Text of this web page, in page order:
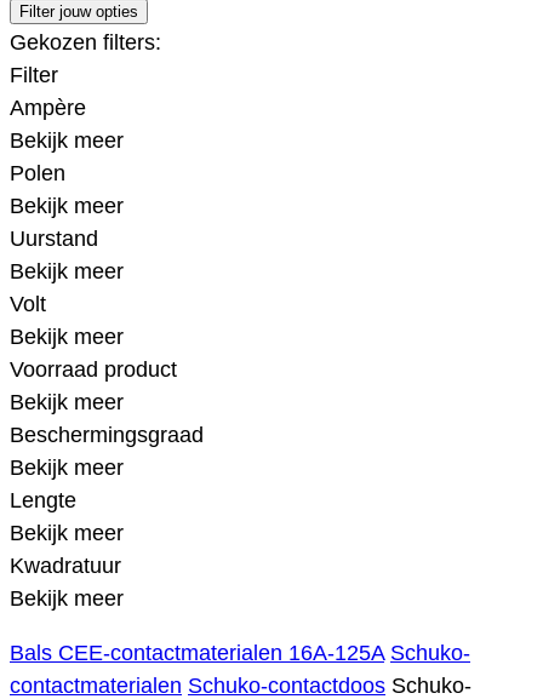
Filter jouw opties
Gekozen filters:
Filter
Ampère
Bekijk meer
Polen
Bekijk meer
Uurstand
Bekijk meer
Volt
Bekijk meer
Voorraad product
Bekijk meer
Beschermingsgraad
Bekijk meer
Lengte
Bekijk meer
Kwadratuur
Bekijk meer
Bals CEE-contactmaterialen 16A-125A Schuko-
contactmaterialen Schuko-contactdoos Schuko-